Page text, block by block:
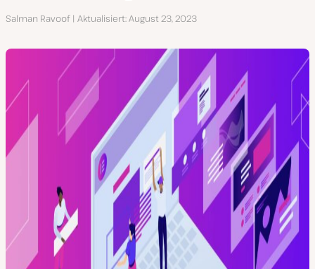
Autor
Salman Ravoof Aktualisiert August 23, 2023